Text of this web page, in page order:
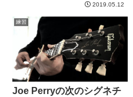
て、荷物を降ろして気づいた。あ
れ、、、自分の竹刀袋が、、、な
い？？どうしてもない。いつも積
みっぱなしなのにない。そうい
え...
2019.05.12
練習
Joe Perryの次のシグネチ